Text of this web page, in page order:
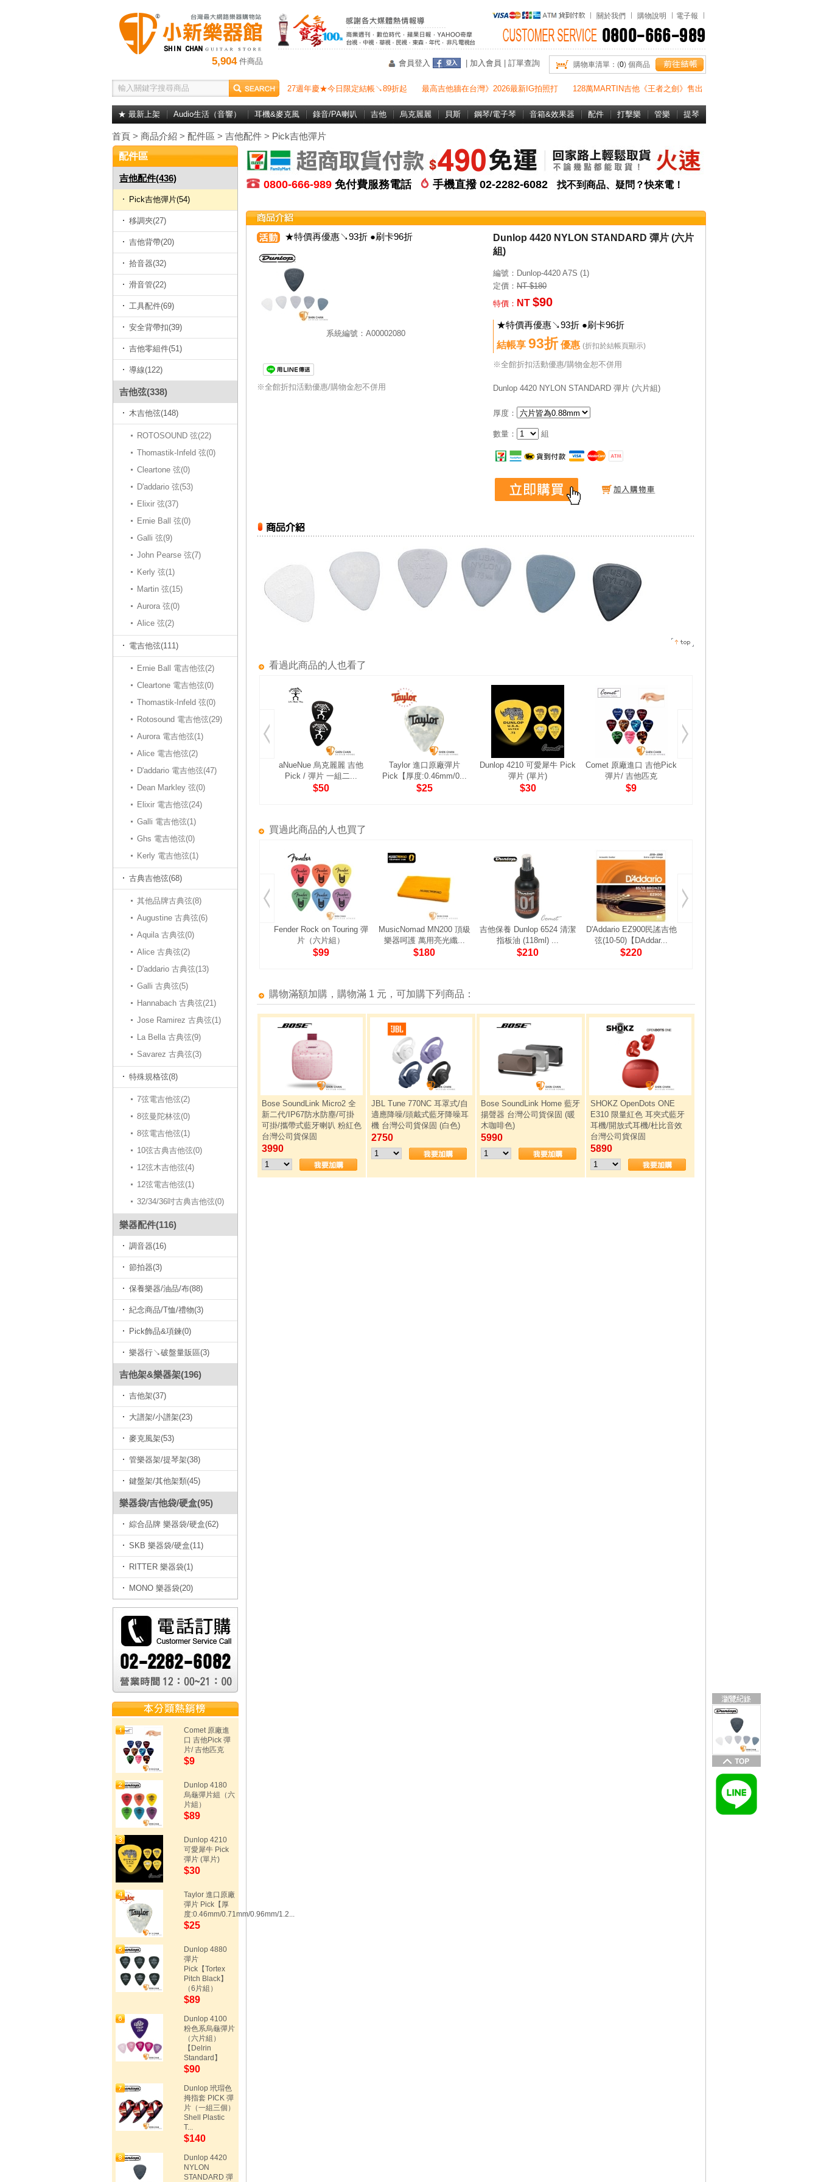
5,904件商品
關於我們 購物說明 電子報
購物車清單：(0) 個商品
會員登入 加入會員 訂單查詢
27週年慶★今日限定結帳↘89折起 最高吉他牆在台灣》2026最新IG拍照打 128萬MARTIN吉他《王者之劍》售出
★ 最新上架 Audio生活（音響） 耳機&麥克風 錄音/PA喇叭 吉他 烏克麗麗 貝斯 鋼琴/電子琴 音箱&效果器 配件 打擊樂 管樂 提琴
首頁 > 商品介紹 > 配件區 > 吉他配件 > Pick吉他彈片
配件區
吉他配件(436)
Pick吉他彈片(54)
移調夾(27)
吉他背帶(20)
拾音器(32)
滑音管(22)
工具配件(69)
安全背帶扣(39)
吉他零組件(51)
導線(122)
吉他弦(338)
木吉他弦(148)
ROTOSOUND 弦(22)
Thomastik-Infeld 弦(0)
Cleartone 弦(0)
D'addario 弦(53)
Elixir 弦(37)
Ernie Ball 弦(0)
Galli 弦(9)
John Pearse 弦(7)
Kerly 弦(1)
Martin 弦(15)
Aurora 弦(0)
Alice 弦(2)
電吉他弦(111)
Ernie Ball 電吉他弦(2)
Cleartone 電吉他弦(0)
Thomastik-Infeld 弦(0)
Rotosound 電吉他弦(29)
Aurora 電吉他弦(1)
Alice 電吉他弦(2)
D'addario 電吉他弦(47)
Dean Markley 弦(0)
Elixir 電吉他弦(24)
Galli 電吉他弦(1)
Ghs 電吉他弦(0)
Kerly 電吉他弦(1)
古典吉他弦(68)
其他品牌古典弦(8)
Augustine 古典弦(6)
Aquila 古典弦(0)
Alice 古典弦(2)
D'addario 古典弦(13)
Galli 古典弦(5)
Hannabach 古典弦(21)
Jose Ramirez 古典弦(1)
La Bella 古典弦(9)
Savarez 古典弦(3)
特殊規格弦(8)
7弦電吉他弦(2)
8弦曼陀林弦(0)
8弦電吉他弦(1)
10弦古典吉他弦(0)
12弦木吉他弦(4)
12弦電吉他弦(1)
32/34/36吋古典吉他弦(0)
樂器配件(116)
調音器(16)
節拍器(3)
保養樂器/油品/布(88)
紀念商品/T恤/禮物(3)
Pick飾品&項鍊(0)
樂器行↘破盤量販區(3)
吉他架&樂器架(196)
吉他架(37)
大譜架/小譜架(23)
麥克風架(53)
管樂器架/提琴架(38)
鍵盤架/其他架類(45)
樂器袋/吉他袋/硬盒(95)
綜合品牌 樂器袋/硬盒(62)
SKB 樂器袋/硬盒(11)
RITTER 樂器袋(1)
MONO 樂器袋(20)
Comet 原廠進
口 吉他Pick 彈
片/ 吉他匹克
$9
Dunlop 4180
烏龜彈片組（六
片組）
$89
Dunlop 4210
可愛犀牛 Pick
彈片 (單片)
$30
Taylor 進口原廠
彈片 Pick【厚
度:0.46mm/0.71mm/0.96mm/1.2...
$25
Dunlop 4880
彈片
Pick【Tortex
Pitch Black】
（6片組）
$89
Dunlop 4100
粉色系烏龜彈片
（六片組）
【Delrin
Standard】
$90
Dunlop 玳瑁色
拇指套 PICK 彈
片（一組三個）
Shell Plastic
T...
$140
Dunlop 4420
NYLON
STANDARD 彈
0800-666-989 免付費服務電話 手機直撥 02-2282-6082 找不到商品、疑問？快來電！
★特價再優惠↘93折 ●刷卡96折
系統編號：A00002080
※全館折扣活動優惠/購物金恕不併用
Dunlop 4420 NYLON STANDARD 彈片 (六片
組)
編號 ：Dunlop-4420 A7S (1)
定價： NT $180
特價： NT $90
★特價再優惠↘93折 ●刷卡96折
結帳享 93折優惠 (折扣於結帳頁顯示)
※全館折扣活動優惠/購物金恕不併用
Dunlop 4420 NYLON STANDARD 彈片 (六片組)
厚度：
數量： 組
看過此商品的人也看了
aNueNue 烏克麗麗 吉他
Pick / 彈片 一組二...
$50
Taylor 進口原廠彈片
Pick【厚度:0.46mm/0...
$25
Dunlop 4210 可愛犀牛 Pick
彈片 (單片)
$30
Comet 原廠進口 吉他Pick
彈片/ 吉他匹克
$9
買過此商品的人也買了
Fender Rock on Touring 彈
片（六片組）
$99
MusicNomad MN200 頂級
樂器呵護 萬用亮光纖...
$180
吉他保養 Dunlop 6524 清潔
指板油 (118ml) ...
$210
D'Addario EZ900民謠吉他
弦(10-50)【DAddar...
$220
購物滿額加購，購物滿 1 元，可加購下列商品：
Bose SoundLink Micro2 全
新二代/IP67防水防塵/可掛
可掛/攜帶式藍牙喇叭 粉紅色
台灣公司貨保固
3990
JBL Tune 770NC 耳罩式/自
適應降噪/頭戴式藍牙降噪耳
機 台灣公司貨保固 (白色)
2750
Bose SoundLink Home 藍牙
揚聲器 台灣公司貨保固 (暖
木咖啡色)
5990
SHOKZ OpenDots ONE
E310 限量紅色 耳夾式藍牙
耳機/開放式耳機/杜比音效
台灣公司貨保固
5890